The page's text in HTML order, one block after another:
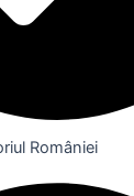
României